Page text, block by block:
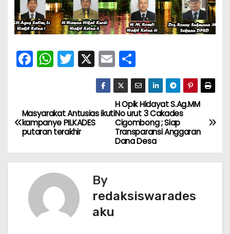
F
a
e
b
o
o
k
W
h
ts
A
p
p
T
w
er
X E
m
ai
l
S
h
ar
e
N
a
H Opik Hidayat S.Ag.MM
No urut 3 Cakades
Cigombong ; Siap
Transparansi Anggaran
Dana Desa
Masyarakat Antusias ikuti
kampanye PILKADES
putaran terakhir
By
redaksiswarades
aku